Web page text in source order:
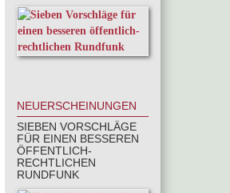
NEUERSCHEINUNGEN
SIEBEN VORSCHLÄGE
FÜR EINEN BESSEREN
ÖFFENTLICH-
RECHTLICHEN
RUNDFUNK